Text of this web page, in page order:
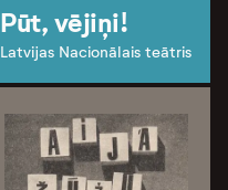
Pūt, vējiņi!
Latvijas Nacionālais teātris